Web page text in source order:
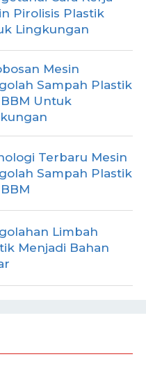
Pirolisis Plastik
Lingkungan
Mesin
Sampah Plastik
Untuk
Terbaru Mesin
Sampah Plastik
Limbah
Menjadi Bahan